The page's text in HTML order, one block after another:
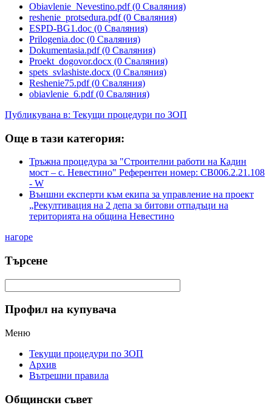
Obiavlenie_Nevestino.pdf(0 Сваляния)
reshenie_protsedura.pdf(0 Сваляния)
ESPD-BG1.doc (0 Сваляния)
Prilogenia.doc (0 Сваляния)
Dokumentasia.pdf(0 Сваляния)
Proekt_dogovor.docx (0 Сваляния)
spets_svlashiste.docx (0 Сваляния)
Reshenie75.pdf(0 Сваляния)
obiavlenie_6.pdf(0 Сваляния)
Публикувана в: Текущи процедури по ЗОП
Още в тази категория:
Тръжна процедура за "Строителни работи на Кадин
мост – с. Невестино" Референтен номер: CB006.2.21.108
- W
Външни експерти към екипа за управление на проект
„Рекултивация на 2 депа за битови отпадъци на
територията на община Невестино
нагоре
Търсене
Профил на купувача
Меню
Текущи процедури по ЗОП
Архив
Вътрешни правила
Общински съвет